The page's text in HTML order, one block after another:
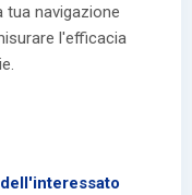
tua navigazione
l'efficacia